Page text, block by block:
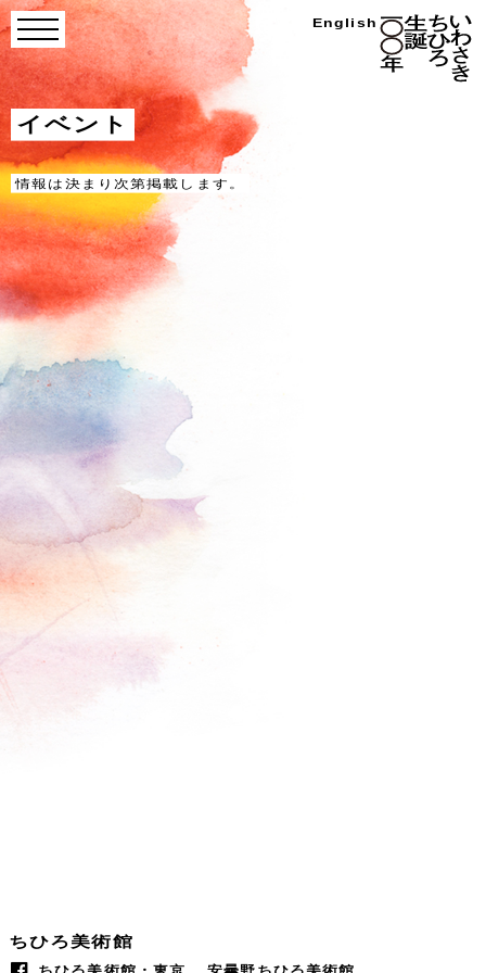
Skip
to
content
い
わ
さ
き
ち
English
menu
イベント
情報は決まり次第掲載します。
ちひろ美術館
ちひろ美術館・東京 安曇野ちひろ美術館